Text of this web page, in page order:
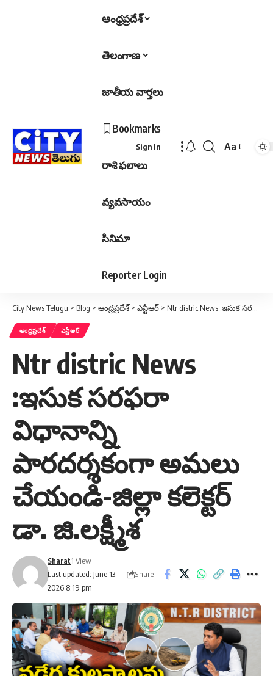
ఆంధ్రప్రదేశ్
తెలంగాణ
జాతీయ వార్తలు
Bookmarks
రాశి ఫలాలు
వ్యవసాయం
సినిమా
Reporter Login
Sign In
Font
Aa
City News Telugu > Blog > ఆంధ్రప్రదేశ్> ఎన్టీఆర్ > Ntr distric News :ఇసుక సరఫరా విధానాన్ని పారదర్శకంగా అమలు చేయండి-జిల్లా కలెక్టర్ డా. జి.లక్ష్మీశ
ఆంధ్రప్రదేశ్ ఎన్టీఆర్
Ntr distric News
:ఇసుక సరఫరా
విధానాన్ని
పారదర్శకంగా అమలు
చేయండి-జిల్లా కలెక్టర్
డా. జి.లక్ష్మీశ
Last updated: June 13,
2026 8:19 pm
Sharat1 View
Share